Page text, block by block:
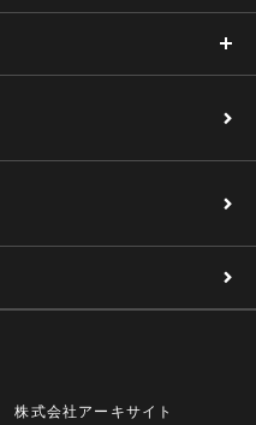
株式会社アーキサイト